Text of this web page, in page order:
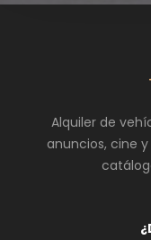
Alquiler de
anuncios, cine